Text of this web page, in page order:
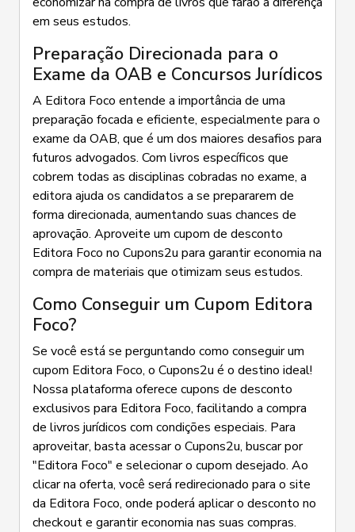
em seus estudos.
Preparação Direcionada para o
Exame da OAB e Concursos Jurídicos
A Editora Foco entende a importância de uma
preparação focada e eficiente, especialmente para o
exame da OAB, que é um dos maiores desafios para
futuros advogados. Com livros específicos que
cobrem todas as disciplinas cobradas no exame, a
editora ajuda os candidatos a se prepararem de
forma direcionada, aumentando suas chances de
aprovação. Aproveite um cupom de desconto
Editora Foco no Cupons2u para garantir economia na
compra de materiais que otimizam seus estudos.
Como Conseguir um Cupom Editora
Foco?
Se você está se perguntando como conseguir um
cupom Editora Foco, o Cupons2u é o destino ideal!
Nossa plataforma oferece cupons de desconto
exclusivos para Editora Foco, facilitando a compra
de livros jurídicos com condições especiais. Para
aproveitar, basta acessar o Cupons2u, buscar por
"Editora Foco" e selecionar o cupom desejado. Ao
clicar na oferta, você será redirecionado para o site
da Editora Foco, onde poderá aplicar o desconto no
checkout e garantir economia nas suas compras.